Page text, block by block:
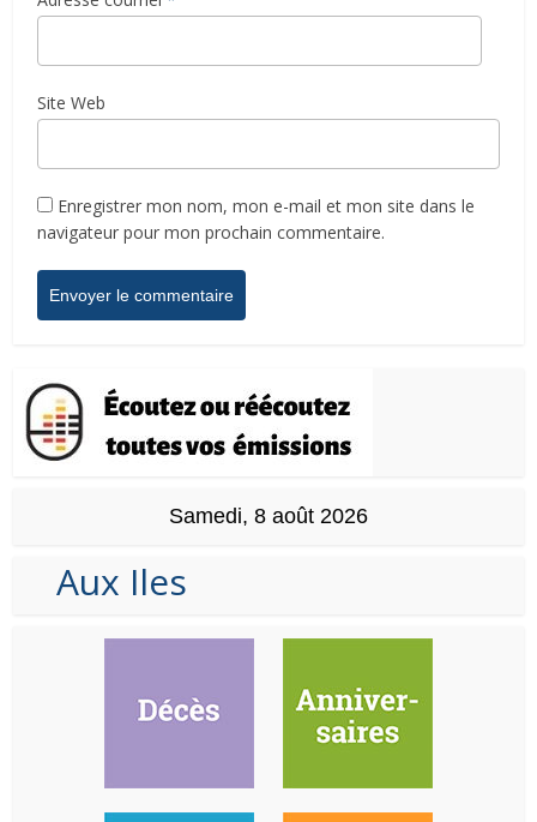
Site Web
Enregistrer mon nom, mon e-mail et mon site dans le
navigateur pour mon prochain commentaire.
Samedi, 8 août 2026
Aux Iles